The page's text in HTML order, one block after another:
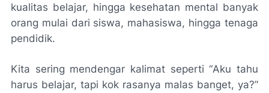
kualitas belajar, hingga kesehatan mental banyak
orang mulai dari siswa, mahasiswa, hingga tenaga
pendidik.
Kita sering mendengar kalimat seperti “Aku tahu
harus belajar, tapi kok rasanya malas banget, ya?”